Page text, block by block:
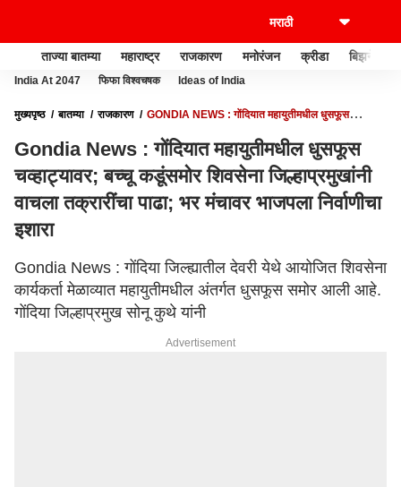
ताज्या बातम्या महाराष्ट्र राजकारण मनोरंजन क्रीडा बिझनेस
India At 2047 फिफा विश्वचषक Ideas of India
मुख्यपृष्ठ बातम्या राजकारण
GONDIA NEWS : गोंदियात महायुतीमधील धुसफूस
निर्वाणीचा इशारा
Gondia News : गोंदियात महायुतीमधील धुसफूस
चव्हाट्यावर; बच्चू कडूंसमोर शिवसेना जिल्हाप्रमुखांनी
वाचला तक्रारींचा पाढा; भर मंचावर भाजपला निर्वाणीचा
इशारा
Gondia News : गोंदिया जिल्ह्यातील देवरी येथे आयोजित शिवसेना
कार्यकर्ता मेळाव्यात महायुतीमधील अंतर्गत धुसफूस समोर आली आहे.
गोंदिया जिल्हाप्रमुख सोनू कुथे यांनी
Advertisement